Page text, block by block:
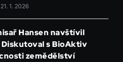
21. 1. 2026
Hansen navštívil
Diskutoval s BioAktiv
zemědělství